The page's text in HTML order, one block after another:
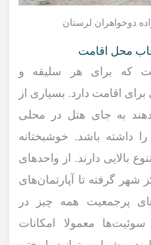
دوخواهران لرستان
محل اقامت
که برای هر سلیقه و
اقامت دارد. بسیاری از
به جای هتل در محلی
داشته باشد. خوشبختانه
بالایی دارند. از واحدهای
گرفته تا آپارتمان‌های
پرجمعیت همه چیز در
معمولا امکانات